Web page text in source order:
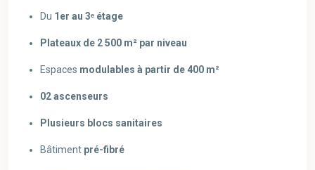
Du 1er au 3ᵉ étage
Plateaux de 2 500 m² par niveau
Espaces modulables à partir de 400 m²
02 ascenseurs
Plusieurs blocs sanitaires
Bâtiment pré-fibré